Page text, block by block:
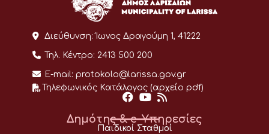
Διεύθυνση: Ίωνος Δραγούμη 1, 41222
Τηλ. Κέντρο: 2413 500 200
E-mail: protokolo@larissa.gov.gr
Τηλεφωνικός Κατάλογος (αρχείο pdf)
Δημότης & e-Υπηρεσίες
Παιδικοί Σταθμοί